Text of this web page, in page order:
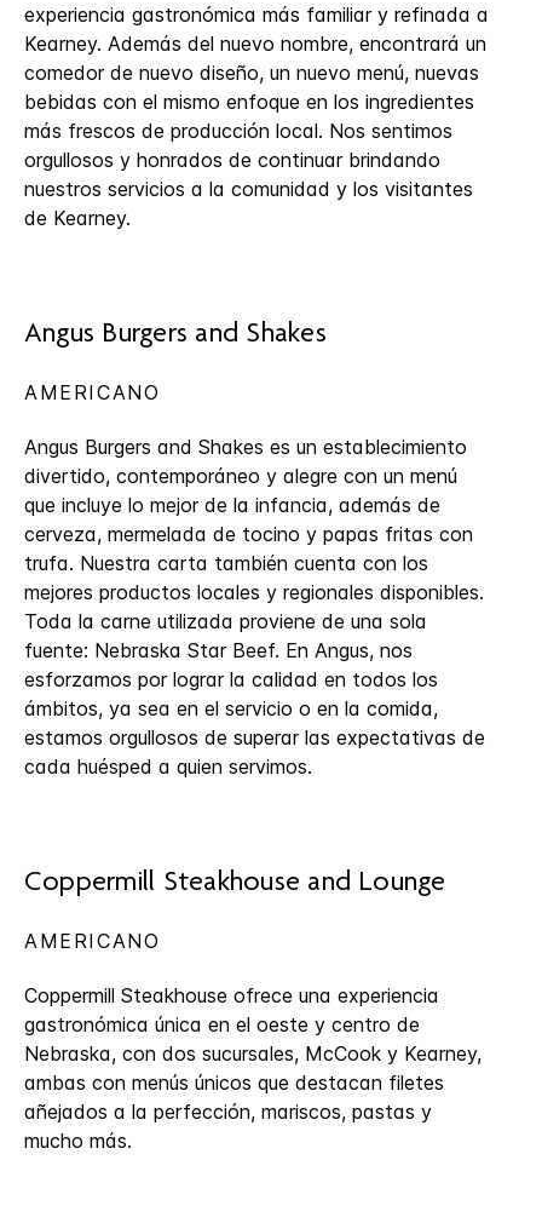
experiencia gastronómica más familiar y refinada a
Kearney. Además del nuevo nombre, encontrará un
comedor de nuevo diseño, un nuevo menú, nuevas
bebidas con el mismo enfoque en los ingredientes
más frescos de producción local. Nos sentimos
orgullosos y honrados de continuar brindando
nuestros servicios a la comunidad y los visitantes
de Kearney.
Angus Burgers and Shakes
AMERICANO
Angus Burgers and Shakes es un establecimiento
divertido, contemporáneo y alegre con un menú
que incluye lo mejor de la infancia, además de
cerveza, mermelada de tocino y papas fritas con
trufa. Nuestra carta también cuenta con los
mejores productos locales y regionales disponibles.
Toda la carne utilizada proviene de una sola
fuente: Nebraska Star Beef. En Angus, nos
esforzamos por lograr la calidad en todos los
ámbitos, ya sea en el servicio o en la comida,
estamos orgullosos de superar las expectativas de
cada huésped a quien servimos.
Coppermill Steakhouse and Lounge
AMERICANO
Coppermill Steakhouse ofrece una experiencia
gastronómica única en el oeste y centro de
Nebraska, con dos sucursales, McCook y Kearney,
ambas con menús únicos que destacan filetes
añejados a la perfección, mariscos, pastas y
mucho más.